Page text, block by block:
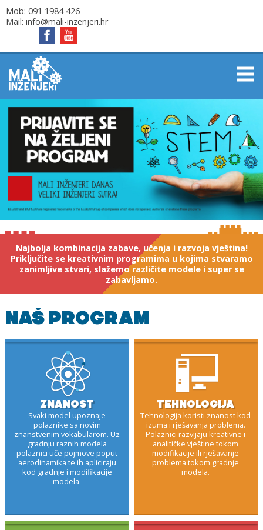
Mob: 091 1984 426
Mail: info@mali-inzenjeri.hr
Najbolja kombinacija zabave, učenja i razvoja vještina!
Priključite se kreativnim programima u kojima stvaramo
zanimljive stvari, slažemo različite modele i super se
zabavljamo.
NAŠ PROGRAM
ZNANOST
Svaki model upoznaje
polaznike sa novim
znanstvenim vokabularom. Uz
gradnju raznih modela
polaznici uče pojmove poput
aerodinamika te ih apliciraju
kod gradnje i modifikacije
modela.
TEHNOLOGIJA
Tehnologija koristi znanost kod
izuma i rješavanja problema.
Polaznici razvijaju kreativne i
analitičke vještine tokom
modifikacije ili rješavanje
problema tokom gradnje
modela.